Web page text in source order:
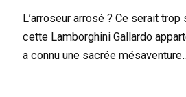
L’arroseur arrosé ? Ce serait
cette Lamborghini Gallardo
a connu une sacrée